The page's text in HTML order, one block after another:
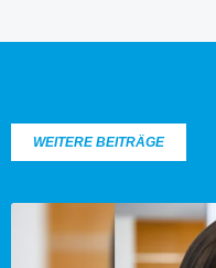
WEITERE BEITRÄGE